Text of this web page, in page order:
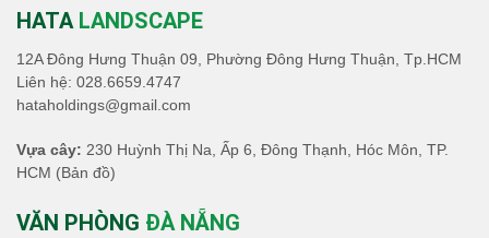
HATA LANDSCAPE
12A Đông Hưng Thuận 09, Phường Đông Hưng Thuận, Tp.HCM
Liên hệ: 028.6659.4747
hataholdings@gmail.com
Vựa cây: 230 Huỳnh Thị Na, Ấp 6, Đông Thạnh, Hóc Môn, TP.
HCM (Bản đồ)
VĂN PHÒNG ĐÀ NẴNG